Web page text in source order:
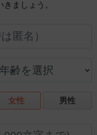
ましょう。
女性 男性